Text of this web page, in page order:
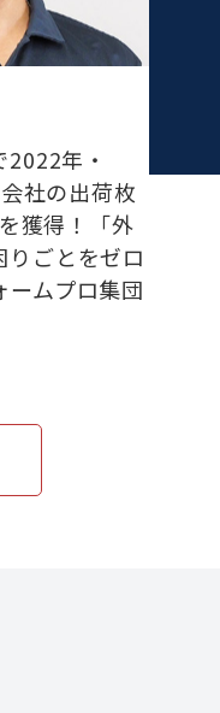
年・
社の出荷枚
獲得！「外
ごとをゼロ
ームプロ集団